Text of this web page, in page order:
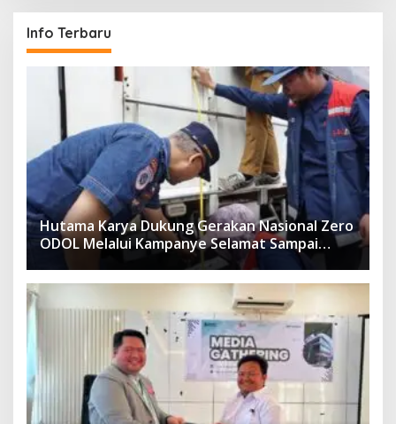
Info Terbaru
Hutama Karya Dukung Gerakan Nasional Zero
ODOL Melalui Kampanye Selamat Sampai